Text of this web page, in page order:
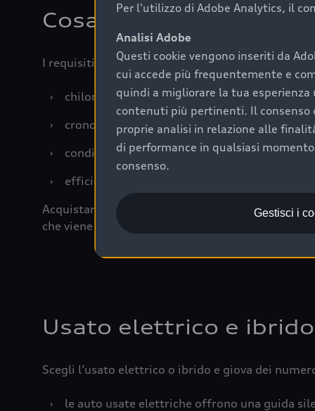
Cosa sapere prima di
I requisiti fondamentali da considerare prima di
›
chilometraggio: un valore contenuto
›
cronologia dei tagliandi: una
›
condizioni della carrozzeria e degli interni:
›
efficienza meccanica: motore,
Acquistare un’auto usata in una
che viene sottoposto a 110 controlli
Usato elettrico e
Scegli l’usato elettrico o ibrido e giova dei
›
le auto usate elettriche offrono una guida
Per l'utilizzo di Adobe Analytics, il
Analisi Adobe
Questi cookie vengono inseriti da
cui accede più frequentemente e
quindi a migliorare la tua
contenuti più pertinenti. Il consenso
proprie analisi in relazione alle
di performance in qualsiasi
consenso.
Gestisci i